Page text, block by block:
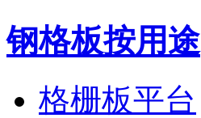
钢格板按用途
格栅板平台